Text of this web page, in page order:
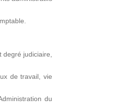
judiciaire,
de travail, vie
du